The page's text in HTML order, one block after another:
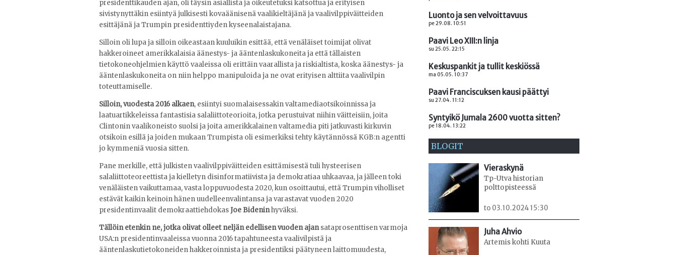
presidenttikauden ajan, oli täysin asiallista ja oikeutetuksi katsottua ja erityisen
sivistynyttäkin esiintyä julkisesti kovaäänisenä vaalikieltäjänä ja vaalivilppiväitteiden
esittäjänä ja Trumpin presidenttiyden kyseenalaistajana.
Silloin oli lupa ja silloin oikeastaan kuuluikin esittää, että venäläiset toimijat olivat
hakkeroineet amerikkalaisia äänestys- ja ääntenlaskukoneita ja että tällaisten
tietokoneohjelmien käyttö vaaleissa oli erittäin vaarallista ja riskialtista, koska äänestys- ja
ääntenlaskukoneita on niin helppo manipuloida ja ne ovat erityisen alttiita vaalivilpin
toteuttamiselle.
Silloin, vuodesta 2016 alkaen, esiintyi suomalaisessakin valtamediaotsikoinnissa ja
laatuartikkeleissa fantastisia salaliittoteorioita, jotka perustuivat niihin väitteisiin, joita
Clintonin vaalikoneisto suolsi ja joita amerikkalainen valtamedia piti jatkuvasti kirkuvin
otsikoin esillä ja joiden mukaan Trumpista oli esimerkiksi tehty käytännössä KGB:n agentti
jo kymmeniä vuosia sitten.
Pane merkille, että julkisten vaalivilppiväitteiden esittämisestä tuli hysteerisen
salaliittoteoreettista ja kielletyn disinformatiivista ja demokratiaa uhkaavaa, ja jälleen toki
venäläisten vaikuttamaa, vasta loppuvuodesta 2020, kun osoittautui, että Trumpin viholliset
estävät kaikin keinoin hänen uudelleenvalintansa ja varastavat vuoden 2020
presidentinvaalit demokraattiehdokasJoe Bideninhyväksi.
Tällöin etenkin ne, jotka olivat olleet neljän edellisen vuoden ajansataprosenttisen varmoja
USA:n presidentinvaaleissa vuonna 2016 tapahtuneesta vaalivilpistä ja
ääntenlaskutietokoneiden hakkeroinnista ja presidentiksi päätyneen laittomuudesta,
Luonto ja sen velvoittavuus
pe 29.08. 10:51
Paavi Leo XIII:n linja
su 25.05. 22:15
Keskuspankit ja tullit keskiössä
ma 05.05. 10:37
Paavi Franciscuksen kausi päättyi
su 27.04. 11:12
Syntyikö Jumala 2600 vuotta sitten?
pe 18.04. 13:22
BLOGIT
Vieraskynä
Tp-Utva historian
polttopisteessä
to 03.10.2024 15:30
Juha Ahvio
Artemis kohti Kuuta